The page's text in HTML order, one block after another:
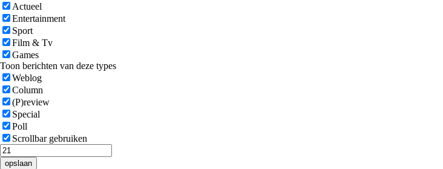
Actueel
Entertainment
Sport
Film & Tv
Games
Toon berichten van deze types
Weblog
Column
(P)review
Special
Poll
Scrollbar gebruiken
opslaan